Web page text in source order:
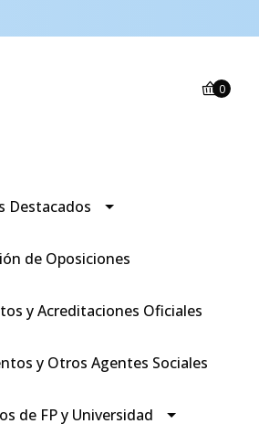
0
Destacados
de Oposiciones
y Acreditaciones Oficiales
y Otros Agentes Sociales
de FP y Universidad